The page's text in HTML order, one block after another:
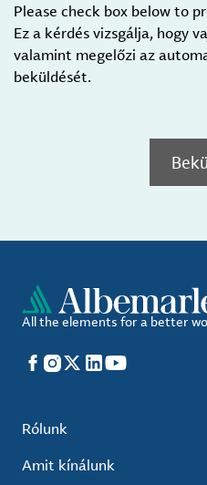
Please check box below to
Ez a kérdés vizsgálja, hogy
valamint megelőzi az
beküldését.
All the elements for a better
Facebook
Instagram
X LinkedIn
YouTube
Rólunk
Amit kínálunk